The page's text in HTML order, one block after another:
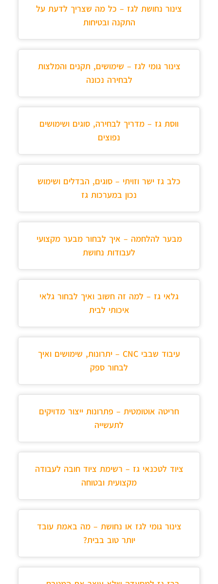
צינור נחושת לגז – כל מה שצריך לדעת על
התקנה ובטיחות
צינור גומי לגז – שימושים, תקנים והמלצות
לבחירה נכונה
ווסת גז – מדריך לבחירה, סוגים ושימושים
נפוצים
כלב גז ישר וזויתי – סוגים, הבדלים ושימוש
נכון במערכות גז
מבער להלחמה – איך לבחור מבער מקצועי
לעבודות נחושת
גלאי גז – למה זה חשוב ואיך לבחור גלאי
איכותי לבית
עיבוד שבבי CNC – יתרונות, שימושים ואיך
לבחור ספק
חריטה אוטומטית – פתרונות ייצור מדויקים
לתעשייה
ציוד לטכנאי גז – רשימת ציוד חובה לעבודה
מקצועית ובטוחה
צינור גומי לגז או נחושת – מה באמת עובד
יותר טוב בבית?